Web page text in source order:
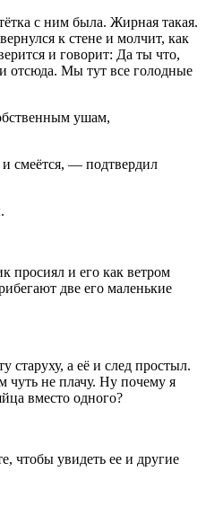
с ним была. Жирная такая.
к стене и молчит, как
и говорит: Да ты что,
отсюда. Мы тут все голодные
ушам,
смеётся, — подтвердил
просиял и его как ветром
две его маленькие
старуху, а её и след простыл.
чуть не плачу. Ну почему я
вместо одного?
чтобы увидеть ее и другие